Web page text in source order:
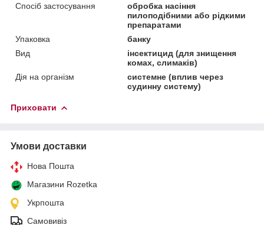
Спосіб застосування
обробка насіння
пилоподібними або рідкими
препаратами
Упаковка
банку
Вид
інсектицид (для знищення
комах, слимаків)
Дія на організм
системне (вплив через
судинну систему)
Приховати
Умови доставки
Нова Пошта
Магазини Rozetka
Укрпошта
Самовивіз